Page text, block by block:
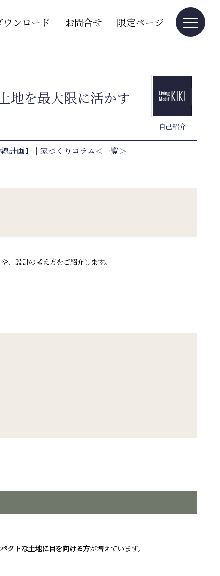
ンロード お問合せ 限定ページ
自己紹介
地を最大限に活かす
計画】 ｜ 家づくりコラム＜一覧＞
、設計の考え方をご紹介します。
クトな土地に目を向ける方が増えています。